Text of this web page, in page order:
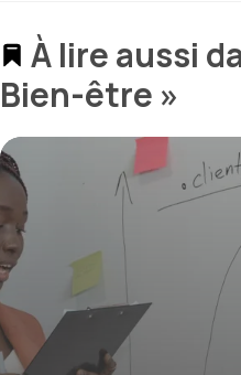
À lire aussi
Bien-être »